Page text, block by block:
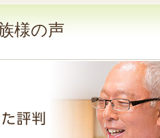
様の声